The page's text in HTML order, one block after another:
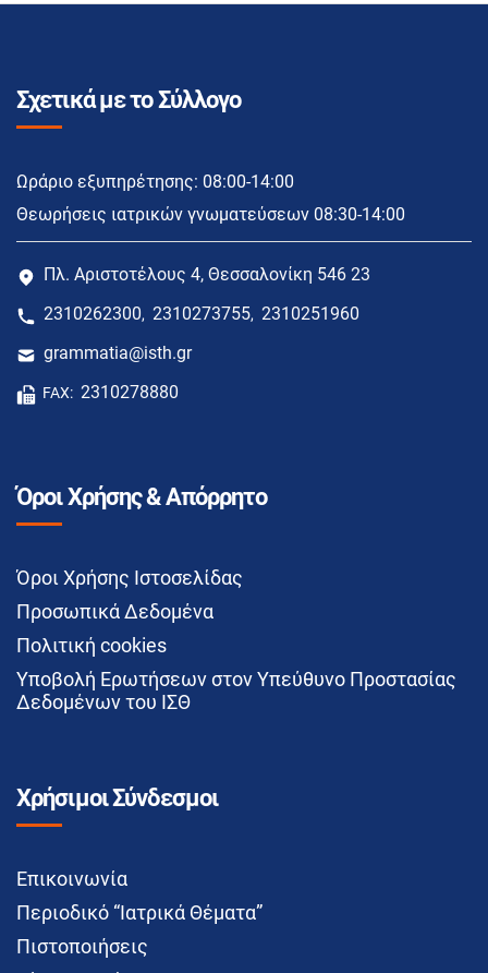
Σχετικά με το Σύλλογο
Ωράριο εξυπηρέτησης: 08:00-14:00
Θεωρήσεις ιατρικών γνωματεύσεων 08:30-14:00
Πλ. Αριστοτέλους 4, Θεσσαλονίκη 546 23
2310262300, 2310273755, 2310251960
grammatia@isth.gr
FAX: 2310278880
Όροι Χρήσης & Απόρρητο
Όροι Χρήσης Ιστοσελίδας
Προσωπικά Δεδομένα
Πολιτική cookies
Υποβολή Ερωτήσεων στον Υπεύθυνο Προστασίας
Δεδομένων του ΙΣΘ
Χρήσιμοι Σύνδεσμοι
Επικοινωνία
Περιοδικό “Ιατρικά Θέματα”
Πιστοποιήσεις